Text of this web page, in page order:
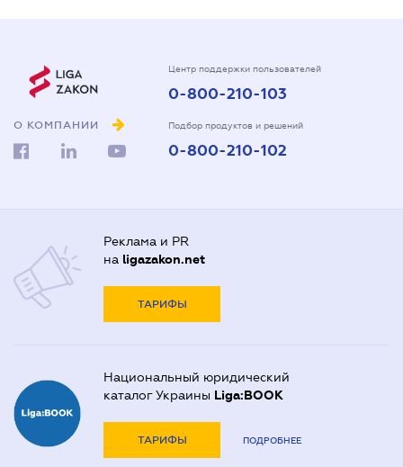
О КОМПАНИИ
Центр поддержки пользователей
0-800-210-103
Подбор продуктов и решений
0-800-210-102
Реклама и PR
на ligazakon.net
ТАРИФЫ
Национальный юридический
каталог Украины Liga:BOOK
ТАРИФЫ ПОДРОБНЕЕ